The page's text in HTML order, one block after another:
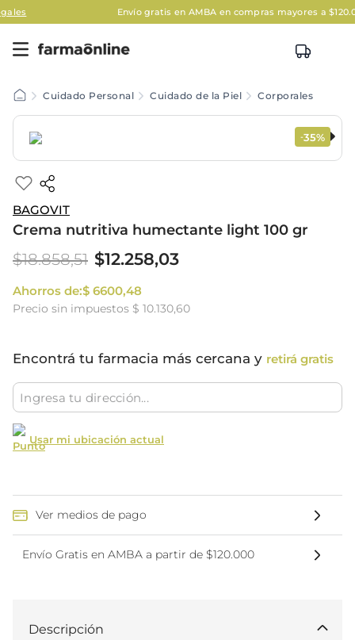
Envío gratis en AMBA en compras mayores a $120.000
Cuidado Personal Cuidado de la Piel Corporales
-35%
BAGOVIT
Crema nutritiva humectante light 100 gr
$18.858,51 $12.258,03
Ahorros de:$ 6600,48
Precio sin impuestos $ 10.130,60
Encontrá tu farmacia más cercana y retirá gratis
Usar mi ubicación actual
Ver medios de pago
Envío Gratis en AMBA a partir de $120.000
Descripción